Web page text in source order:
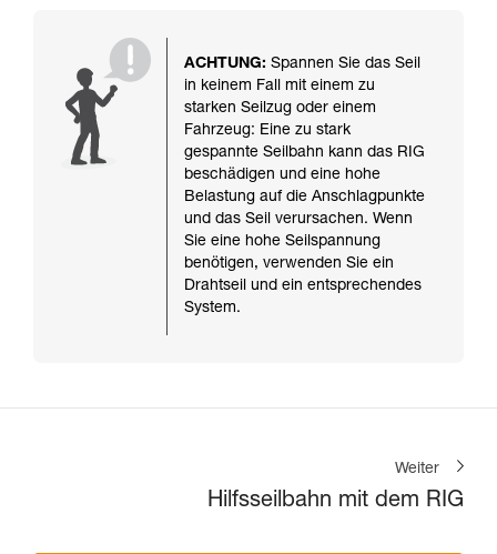
ACHTUNG: Spannen Sie das Seil
in keinem Fall mit einem zu
starken Seilzug oder einem
Fahrzeug: Eine zu stark
gespannte Seilbahn kann das RIG
beschädigen und eine hohe
Belastung auf die Anschlagpunkte
und das Seil verursachen. Wenn
Sie eine hohe Seilspannung
benötigen, verwenden Sie ein
Drahtseil und ein entsprechendes
System.
Weiter
Hilfsseilbahn mit dem RIG